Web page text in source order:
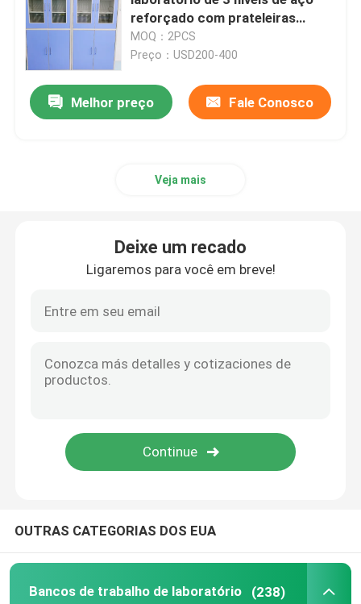
Armário de armazenamento de laboratório
Mobiliário de laboratório para estudantes
Acessórios para mobiliário de laboratório
reforçado com prateleiras
ajustáveis
MOQ：2PCS
Preço：USD200-400
Melhor preço Fale Conosco
Veja mais
Deixe um recado
Ligaremos para você em breve!
OUTRAS CATEGORIAS DOS EUA
Bancos de trabalho de laboratório (238)